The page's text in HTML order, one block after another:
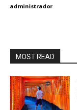
administrador
MOST READ